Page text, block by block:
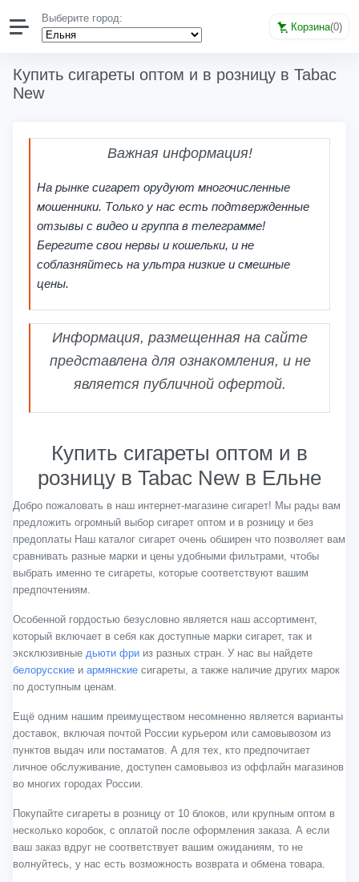
Выберите город:
Корзина(0)
Купить сигареты оптом и в розницу в Tabac
New
Важная информация!
На рынке сигарет орудуют многочисленные
мошенники. Только у нас есть подтвержденные
отзывы с видео и группа в телеграмме!
Берегите свои нервы и кошельки, и не
соблазняйтесь на ультра низкие и смешные
цены.
Информация, размещенная на сайте
представлена для ознакомления, и не
является публичной офертой.
Купить сигареты оптом и в
розницу в Tabac New в Ельне
Добро пожаловать в наш интернет-магазине сигарет! Мы рады вам
предложить огромный выбор сигарет оптом и в розницу и без
предоплаты Наш каталог сигарет очень обширен что позволяет вам
сравнивать разные марки и цены удобными фильтрами, чтобы
выбрать именно те сигареты, которые соответствуют вашим
предпочтениям.
Особенной гордостью безусловно является наш ассортимент,
который включает в себя как доступные марки сигарет, так и
эксклюзивные дьюти фри из разных стран. У нас вы найдете
белорусские и армянские сигареты, а также наличие других марок
по доступным ценам.
Ещё одним нашим преимуществом несомненно является варианты
доставок, включая почтой России курьером или самовывозом из
пунктов выдач или постаматов. А для тех, кто предпочитает
личное обслуживание, доступен самовывоз из оффлайн магазинов
во многих городах России.
Покупайте сигареты в розницу от 10 блоков, или крупным оптом в
несколько коробок, с оплатой после оформления заказа. А если
ваш заказ вдруг не соответствует вашим ожиданиям, то не
волнуйтесь, у нас есть возможность возврата и обмена товара.